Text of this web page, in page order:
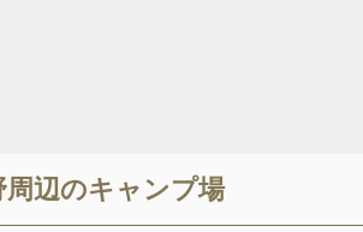
周辺のキャンプ場